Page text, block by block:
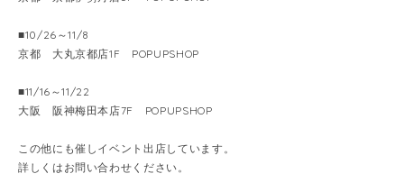
■10/26～11/8
京都 大丸京都店1F POPUPSHOP
■11/16～11/22
大阪 阪神梅田本店7F POPUPSHOP
この他にも催しイベント出店しています。
詳しくはお問い合わせください。